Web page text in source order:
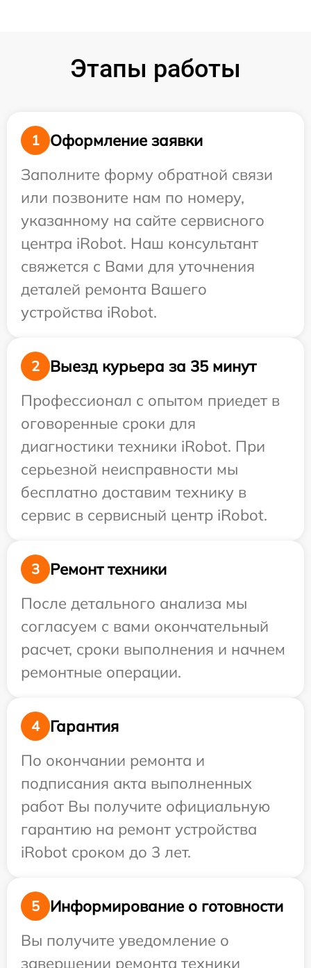
Этапы работы
1
Оформление заявки
Заполните форму обратной связи
или позвоните нам по номеру,
указанному на сайте сервисного
центра iRobot. Наш консультант
свяжется с Вами для уточнения
деталей ремонта Вашего
устройства iRobot.
2
Выезд курьера за 35 минут
Профессионал с опытом приедет в
оговоренные сроки для
диагностики техники iRobot. При
серьезной неисправности мы
бесплатно доставим технику в
сервис в сервисный центр iRobot.
3
Ремонт техники
После детального анализа мы
согласуем с вами окончательный
расчет, сроки выполнения и начнем
ремонтные операции.
4
Гарантия
По окончании ремонта и
подписания акта выполненных
работ Вы получите официальную
гарантию на ремонт устройства
iRobot сроком до 3 лет.
5
Информирование о готовности
Вы получите уведомление о
завершении ремонта техники